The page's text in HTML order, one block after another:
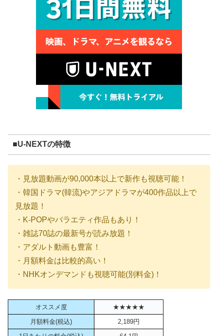
■U-NEXTの特徴
・見放題動画が90,000本以上で新作も視聴可能！
・韓国ドラマ(韓流)やアジアドラマが400作品以上で
見放題！
・K-POPやバラエティ作品もあり！
・雑誌70誌の最新号が読み放題！
・アダルト動画も豊富！
・月額料金は比較的高い！
・NHKオンデマンドも視聴可能(別料金)！
オススメ度
★★★★★
月額料金(税込)
2,189円